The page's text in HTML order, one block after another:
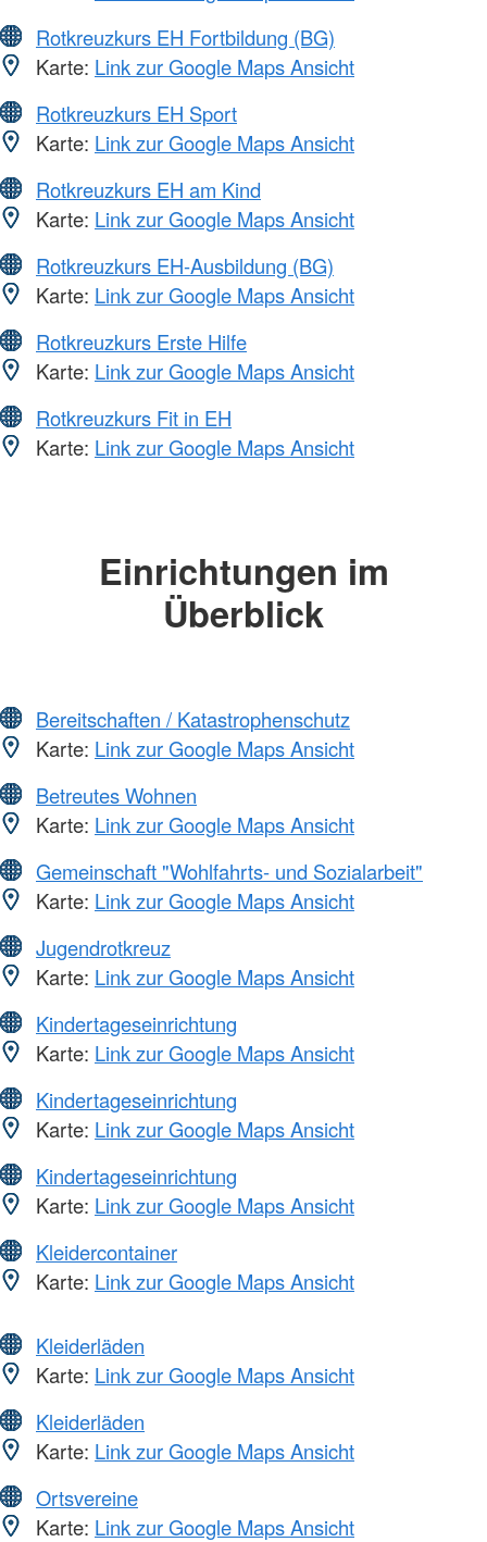
Rotkreuzkurs EH Fortbildung (BG)
Karte: Link zur Google Maps Ansicht
Rotkreuzkurs EH Sport
Karte: Link zur Google Maps Ansicht
Rotkreuzkurs EH am Kind
Karte: Link zur Google Maps Ansicht
Rotkreuzkurs EH-Ausbildung (BG)
Karte: Link zur Google Maps Ansicht
Rotkreuzkurs Erste Hilfe
Karte: Link zur Google Maps Ansicht
Rotkreuzkurs Fit in EH
Karte: Link zur Google Maps Ansicht
Einrichtungen im
Überblick
Bereitschaften / Katastrophenschutz
Karte: Link zur Google Maps Ansicht
Betreutes Wohnen
Karte: Link zur Google Maps Ansicht
Gemeinschaft "Wohlfahrts- und Sozialarbeit"
Karte: Link zur Google Maps Ansicht
Jugendrotkreuz
Karte: Link zur Google Maps Ansicht
Kindertageseinrichtung
Karte: Link zur Google Maps Ansicht
Kindertageseinrichtung
Karte: Link zur Google Maps Ansicht
Kindertageseinrichtung
Karte: Link zur Google Maps Ansicht
Kleidercontainer
Karte: Link zur Google Maps Ansicht
Kleiderläden
Karte: Link zur Google Maps Ansicht
Kleiderläden
Karte: Link zur Google Maps Ansicht
Ortsvereine
Karte: Link zur Google Maps Ansicht